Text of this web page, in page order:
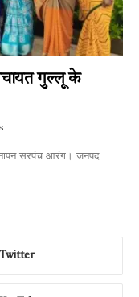
गुल्लू के
सरपंच आरंग। जनपद
Twitter